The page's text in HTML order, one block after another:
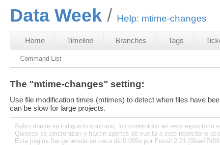
Data Week Help: mtime-changes
Home Timeline Branches Tags
Command-List
The "mtime-changes" setting:
Use file modification times (mtimes) to detect when files have
can be slow for large projects.
Salvo donde se indique lo contrario, los contenidos en este repositorio
Quienes se sincronizan y hacen aportes de vuelta a este repositorio
Esta página fue generada en ceca de 0.005s por Fossil 2.21